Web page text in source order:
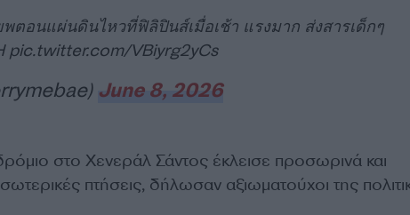
ตอนแผ่นดินไหวที่ฟิลิปินส์เมื่อเช้า แรงมาก ส่งสารเด็กๆ
pic.twitter.com/VBiyrg2yCs
June 8, 2026
στο Χενεράλ Σάντος έκλεισε προσωρινά και
πτήσεις, δήλωσαν αξιωματούχοι της